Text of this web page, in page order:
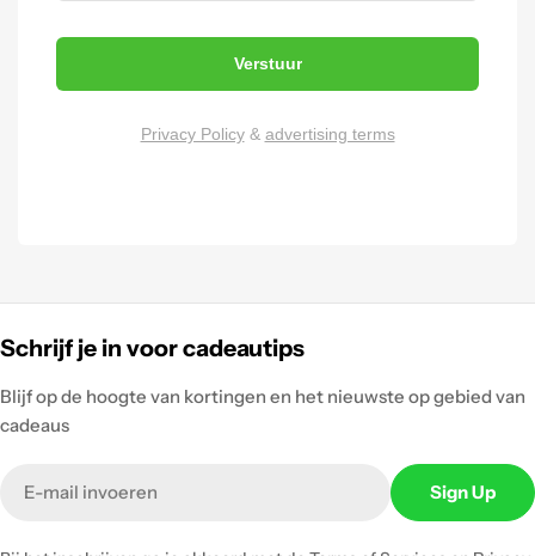
Verstuur
Privacy Policy& advertising terms
Schrijf je in voor cadeautips
Blijf op de hoogte van kortingen en het nieuwste op gebied van
cadeaus
Sign Up